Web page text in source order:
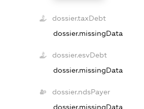
dossier.taxDebt
dossier.missingData
dossier.esvDebt
dossier.missingData
dossier.ndsPayer
dossier.missingData